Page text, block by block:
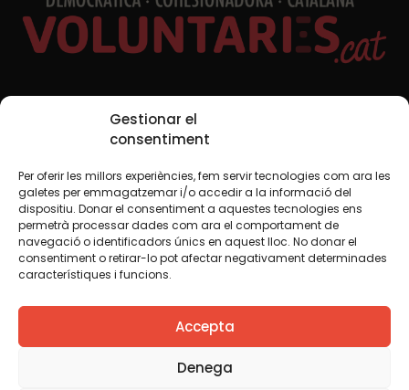
Gestionar el
consentiment
Per oferir les millors experiències, fem servir tecnologies com ara les
galetes per emmagatzemar i/o accedir a la informació del
dispositiu. Donar el consentiment a aquestes tecnologies ens
permetrà processar dades com ara el comportament de
navegació o identificadors únics en aquest lloc. No donar el
consentiment o retirar-lo pot afectar negativament determinades
característiques i funcions.
Accepta
Denega
Xarxes Socials
TWT YTB IG FB IN
Avís legalPolítica de cookies
Creiem que el coneixement s’ha de compartir. Per això
fem servir una llicència Creative Commons, llevat que en
algun material indiquem el contrari. Us animem a copiar,
redistribuir, remesclar o transformar i crear els continguts